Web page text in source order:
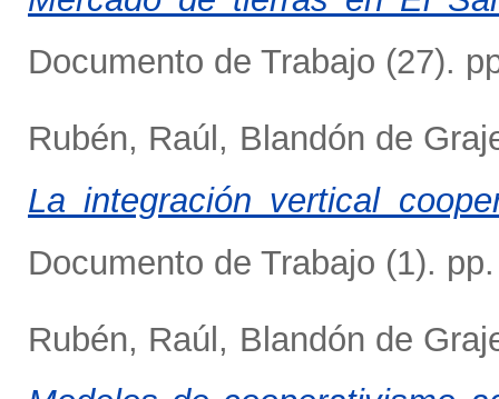
Documento de Trabajo (27).
Rubén, Raúl , Blandón de
La integración vertical
Documento de Trabajo (1).
Rubén, Raúl , Blandón de